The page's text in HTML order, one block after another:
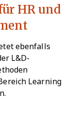
HR und
ebenfalls
L&D-
Learning